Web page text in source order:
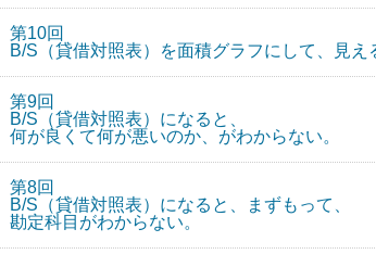
第10回
B/S（貸借対照表）を面積グラフにして、見え
第9回
B/S（貸借対照表）になると、
何が良くて何が悪いのか、がわからない。
第8回
B/S（貸借対照表）になると、まずもって、
勘定科目がわからない。